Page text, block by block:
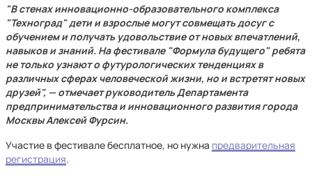
"В стенах инновационно-образовательного комплекса
"Техноград" дети и взрослые могут совмещать досуг с
обучением и получать удовольствие от новых впечатлений,
навыков и знаний. На фестивале "Формула будущего" ребята
не только узнают о футурологических тенденциях в
различных сферах человеческой жизни, но и встретят новых
друзей", — отмечает руководитель Департамента
предпринимательства и инновационного развития города
Москвы Алексей Фурсин.
Участие в фестивале бесплатное, но нужна предварительная
регистрация.